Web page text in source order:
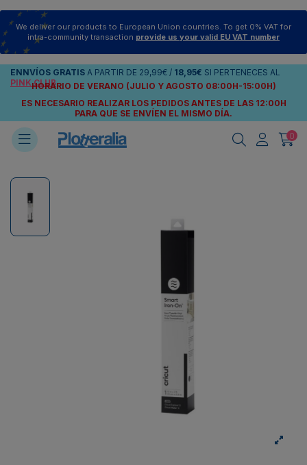
We deliver our products to European Union countries. To get 0% VAT for
intra-community transaction provide us your valid EU VAT number
ENNVÍOS GRATIS A PARTIR DE 29,99€ / 18,95€ SI PERTENECES AL
PINK CLUB
HORARIO DE VERANO (JULIO Y AGOSTO 08:00H-15:00H)
ES NECESARIO REALIZAR LOS PEDIDOS ANTES DE LAS 12:00H
PARA QUE SE ENVÍEN EL MISMO DÍA.
0